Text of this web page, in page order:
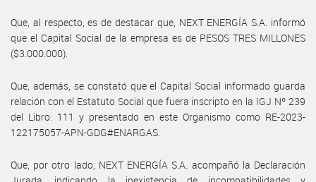
Que, al respecto, es de destacar que, NEXT ENERGÍA S.A. informó
que el Capital Social de la empresa es de PESOS TRES MILLONES
($3.000.000).
Que, además, se constató que el Capital Social informado guarda
relación con el Estatuto Social que fuera inscripto en la IGJ Nº 239
del Libro: 111 y presentado en este Organismo como RE-2023-
122175057-APN-GDG#ENARGAS.
Que, por otro lado, NEXT ENERGÍA S.A. acompañó la Declaración